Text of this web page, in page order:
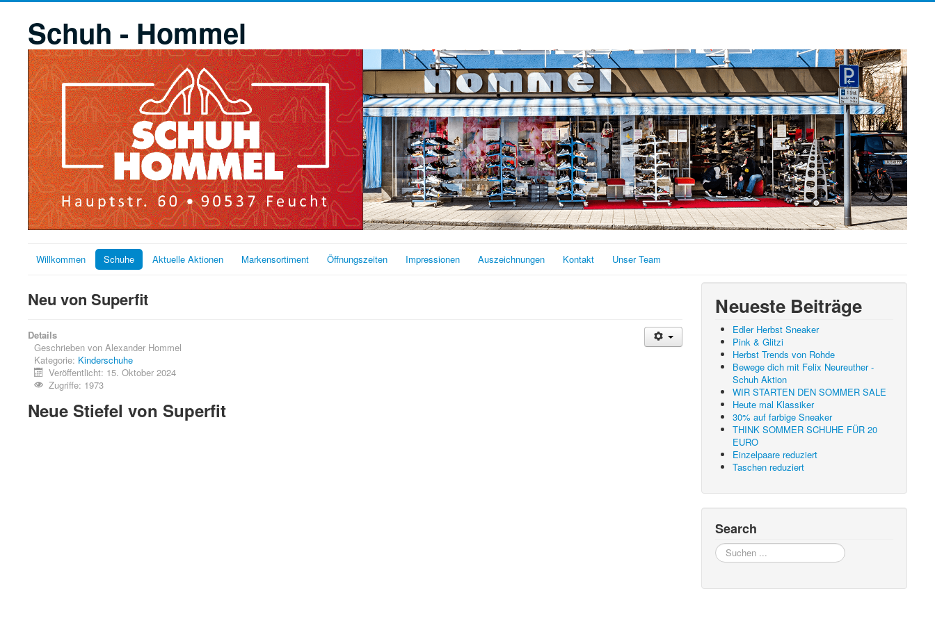
Schuh - Hommel
Willkommen Schuhe Aktuelle Aktionen Markensortiment Öffnungszeiten Impressionen Auszeichnungen Kontakt Unser Team
Neu von Superfit
Details
Geschrieben von Alexander Hommel
Kategorie: Kinderschuhe
Veröffentlicht: 15. Oktober 2024
Zugriffe: 1973
Neue Stiefel von Superfit
Neueste Beiträge
Edler Herbst Sneaker
Pink & Glitzi
Herbst Trends von Rohde
Bewege dich mit Felix Neureuther -
Schuh Aktion
WIR STARTEN DEN SOMMER SALE
Heute mal Klassiker
30% auf farbige Sneaker
THINK SOMMER SCHUHE FÜR 20
EURO
Einzelpaare reduziert
Taschen reduziert
Search
Suchen
...